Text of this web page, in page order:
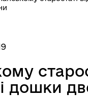
Е-
дошки